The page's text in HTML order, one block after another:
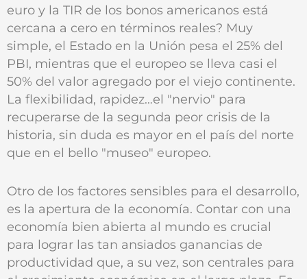
euro y la TIR de los bonos americanos está
cercana a cero en términos reales? Muy
simple, el Estado en la Unión pesa el 25% del
PBI, mientras que el europeo se lleva casi el
50% del valor agregado por el viejo continente.
La flexibilidad, rapidez…el "nervio" para
recuperarse de la segunda peor crisis de la
historia, sin duda es mayor en el país del norte
que en el bello "museo" europeo.
Otro de los factores sensibles para el desarrollo,
es la apertura de la economía. Contar con una
economía bien abierta al mundo es crucial
para lograr las tan ansiados ganancias de
productividad que, a su vez, son centrales para